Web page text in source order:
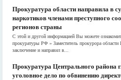
Прокуратура области направила в
наркотиков членами преступного
регионов страны
С этой и другой информацией Вы можете
прокуратуры РФ » Заместитель прокурора области
заключение и направил в...
Прокуратура Центрального района
уголовное дело по обвинению